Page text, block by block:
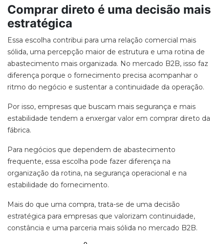
Comprar direto é uma decisão mais
estratégica
Essa escolha contribui para uma relação comercial mais
sólida, uma percepção maior de estrutura e uma rotina de
abastecimento mais organizada. No mercado B2B, isso faz
diferença porque o fornecimento precisa acompanhar o
ritmo do negócio e sustentar a continuidade da operação.
Por isso, empresas que buscam mais segurança e mais
estabilidade tendem a enxergar valor em comprar direto da
fábrica.
Para negócios que dependem de abastecimento
frequente, essa escolha pode fazer diferença na
organização da rotina, na segurança operacional e na
estabilidade do fornecimento.
Mais do que uma compra, trata-se de uma decisão
estratégica para empresas que valorizam continuidade,
constância e uma parceria mais sólida no mercado B2B.